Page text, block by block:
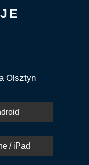
Olsztyn
/ iPad